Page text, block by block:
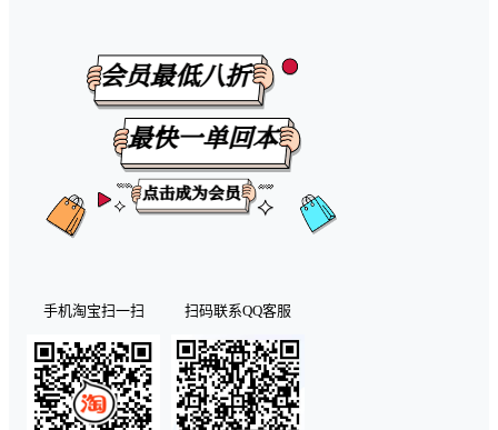
手机淘宝扫一扫 扫码联系QQ客服